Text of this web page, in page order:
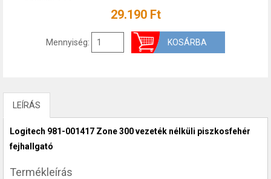
29.190 Ft
Mennyiség:
LEÍRÁS
Logitech 981-001417 Zone 300 vezeték nélküli piszkosfehér
fejhallgató
Termékleírás